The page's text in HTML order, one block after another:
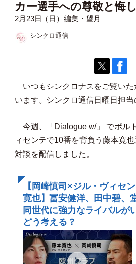
カー選手への尊敬と悔
2月23日（日）編集・望月
シンクロ通信
いつもシンクロナスをご覧いた
います。シンクロ通信日曜日担当
今週、「Dialogue w/」 でポル
ィセンテで10番を背負う藤本寛
対談を配信しました。
【岡崎慎司×ジル・ヴィセ
寛也】冨安健洋、田中碧、
同世代に強力なライバルが
どう考える？